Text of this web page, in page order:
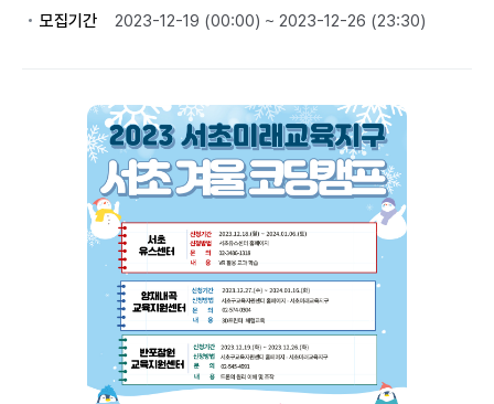
모집기간
2023-12-19 (00:00) ~ 2023-12-26 (23:30)